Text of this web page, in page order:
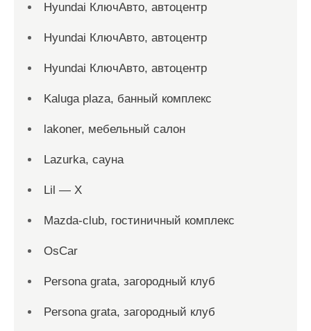
Hyundai КлючАвто, автоцентр
Hyundai КлючАвто, автоцентр
Hyundai КлючАвто, автоцентр
Kaluga plaza, банный комплекс
lakoner, мебельный салон
Lazurka, сауна
Lil — X
Mazda-club, гостиничный комплекс
OsCar
Persona grata, загородный клуб
Persona grata, загородный клуб